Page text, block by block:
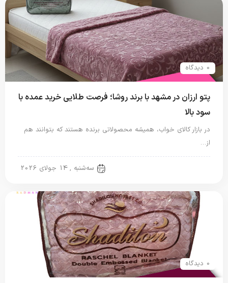
0 دیدگاه
پتو ارزان در مشهد با برند روشا؛ فرصت طلایی خرید عمده با
سود بالا
در بازار کالای خواب، همیشه محصولاتی برنده هستند که بتوانند هم
از…
سه‌شنبه , 14 جولای 2026
0 دیدگاه